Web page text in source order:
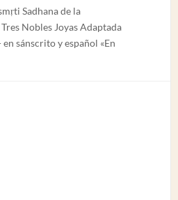
Sadhana de la
Nobles Joyas Adaptada
sánscrito y español «En